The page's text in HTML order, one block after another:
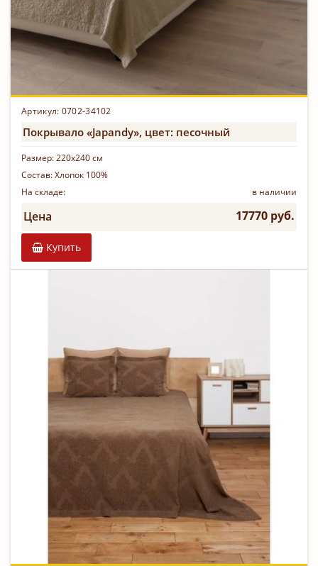
Артикул: 0702-34102
Покрывало «Japandy», цвет: песочный
Размер:220х240 см
Состав:Хлопок 100%
На складе:
в наличии
Цена 17770 руб.
Купить